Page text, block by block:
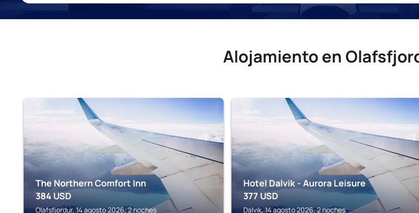
Alojamiento en
OLAFSFJORDUR
The Northern Comfort Inn
384 USD
Olafsfjordur, 14 agosto 2026, 2 noches
DALVIK
Hotel Dalvik - Aurora Leisure
377 USD
Dalvik, 14 agosto 2026, 2 noches